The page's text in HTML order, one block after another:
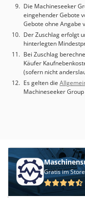
Aufschmelzen des
Fehlstelle 4. Sofortige
auf der Oberfläche •
Exzellente Haftung –
umgebenden
Schmelzeinheit •
Kühlplatte •
Die Machineseeker
eingehender Gebote
Gebote ohne Angabe
Der Zuschlag erfolgt
hinterlegten
Bei Zuschlag
Käufer
(sofern nicht
Es gelten die
Machineseeker
Gratis im Store